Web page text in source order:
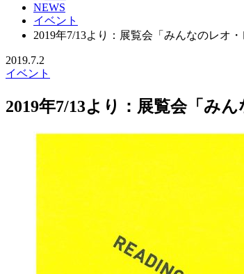
NEWS
イベント
2019年7/13より：展覧会「みんなのレオ
2019.7.2
イベント
2019年7/13より：展覧会「み